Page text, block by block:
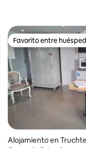
promedio: 4.96 de 5, 26
Favorito entre
Favorito entre
Alojamiento en